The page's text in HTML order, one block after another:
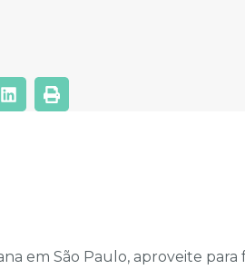
em São Paulo, aproveite